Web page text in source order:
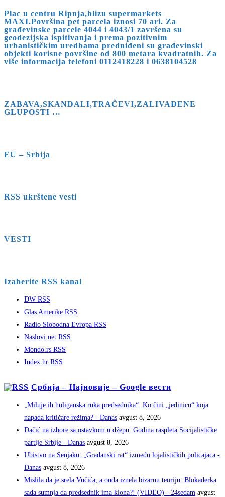
Plac u centru Ripnja,blizu supermarkets
MAXI.Površina pet parcela iznosi 70 ari. Za
građevinske parcele 4044 i 4043/1 završena su
geodezijska ispitivanja i prema pozitivnim
urbanističkim uredbama predniđeni su građevinski
objekti korisne površine od 800 metara kvadratnih. Za
više informacija telefoni 0112418228 i 0638104528
ZABAVA,SKANDALI,TRAČEVI,ZALIVAĐENE
GLUPOSTI …
EU – Srbija
RSS ukrštene vesti
VESTI
Izaberite RSS kanal
DW RSS
Glas Amerike RSS
Radio Slobodna Evropa RSS
Naslovi.net RSS
Mondo.rs RSS
Index.hr RSS
Србија – Најновије – Google вести
„Miluje ih huliganska ruka predsednika“: Ko čini „jedinicu“ koja
napada kritičare režima? - Danas avgust 8, 2026
Dačić na izbore sa ostavkom u džepu: Godina raspleta Socijalističke
partije Srbije - Danas avgust 8, 2026
Ubistvo na Senjaku: „Građanski rat“ između lojalističkih policajaca -
Danas avgust 8, 2026
Mislila da je srela Vučića, a onda iznela bizarnu teoriju: Blokaderka
sada sumnja da predsednik ima klona?! (VIDEO) - 24sedam avgust